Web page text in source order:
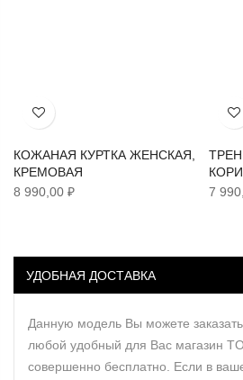
Хочу!
КОЖАНАЯ КУРТКА ЖЕНСКАЯ,
КРЕМОВАЯ
8 990,00 ₽
7
УДОБНАЯ ДОСТАВКА
Данную модель Вы можете
любой удобный для Вас магазин
совершенно бесплатно. Если в